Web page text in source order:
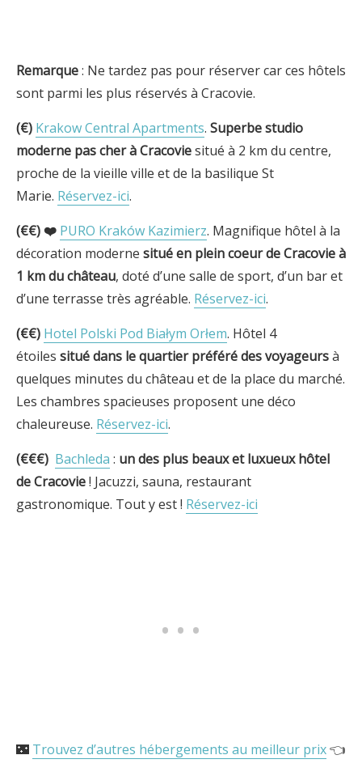
Remarque: Ne tardez pas pour réserver car ces hôtels
sont parmi les plus réservés à Cracovie.
(€) Krakow Central Apartments. Superbe studio
moderne pas cher à Cracoviesitué à 2 km du centre,
proche de la vieille ville et de la basilique St
Marie. Réservez-ici.
(€€) ❤️ PURO Kraków Kazimierz. Magnifique hôtel à la
décoration moderne situé en plein coeur de Cracovie à
1 km du château, doté d’une salle de sport, d’un bar et
d’une terrasse très agréable. Réservez-ici.
(€€) Hotel Polski Pod Białym Orłem. Hôtel 4
étoiles situé dans le quartier préféré des voyageursà
quelques minutes du château et de la place du marché.
Les chambres spacieuses proposent une déco
chaleureuse. Réservez-ici.
(€€€) Bachleda : un des plus beaux et luxueux hôtel
de Cracovie! Jacuzzi, sauna, restaurant
gastronomique. Tout y est ! Réservez-ici
🌃 Trouvez d’autres hébergements au meilleur prix👈